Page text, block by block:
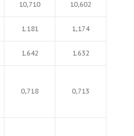
10,710 10,602
1.181 1,174
1.642 1.632
0,718 0,713